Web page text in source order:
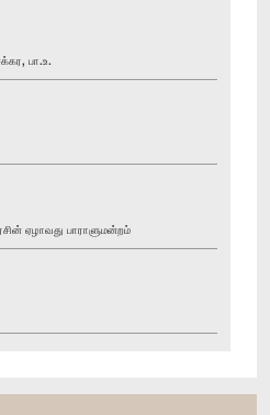
பா.உ.
ஏழாவது பாராளுமன்றம்